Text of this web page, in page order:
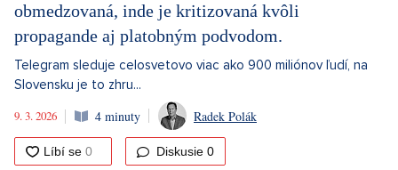
obmedzovaná, inde je kritizovaná kvôli
propagande aj platobným podvodom.
Telegram sleduje celosvetovo viac ako 900 miliónov ľudí, na
Slovensku je to zhru...
9. 3. 2026
4 minuty Radek Polák
Diskusie 0